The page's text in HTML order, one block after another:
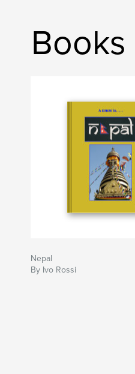
Books
Nepal
By Ivo Rossi